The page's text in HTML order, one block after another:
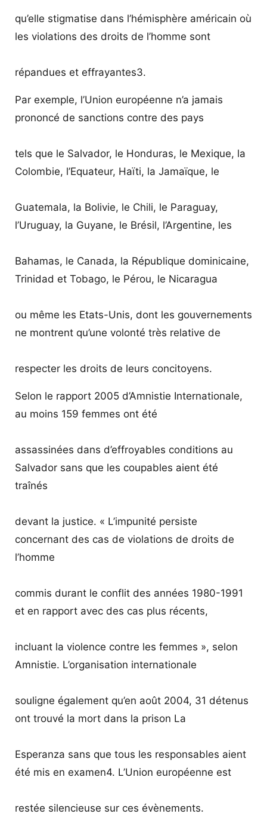
qu’elle stigmatise dans l’hémisphère américain où
les violations des droits de l’homme sont
répandues et effrayantes3.
Par exemple, l’Union européenne n’a jamais
prononcé de sanctions contre des pays
tels que le Salvador, le Honduras, le Mexique, la
Colombie, l’Equateur, Haïti, la Jamaïque, le
Guatemala, la Bolivie, le Chili, le Paraguay,
l’Uruguay, la Guyane, le Brésil, l’Argentine, les
Bahamas, le Canada, la République dominicaine,
Trinidad et Tobago, le Pérou, le Nicaragua
ou même les Etats-Unis, dont les gouvernements
ne montrent qu’une volonté très relative de
respecter les droits de leurs concitoyens.
Selon le rapport 2005 d’Amnistie Internationale,
au moins 159 femmes ont été
assassinées dans d’effroyables conditions au
Salvador sans que les coupables aient été
traînés
devant la justice. « L’impunité persiste
concernant des cas de violations de droits de
l’homme
commis durant le conflit des années 1980-1991
et en rapport avec des cas plus récents,
incluant la violence contre les femmes », selon
Amnistie. L’organisation internationale
souligne également qu’en août 2004, 31 détenus
ont trouvé la mort dans la prison La
Esperanza sans que tous les responsables aient
été mis en examen4. L’Union européenne est
restée silencieuse sur ces évènements.